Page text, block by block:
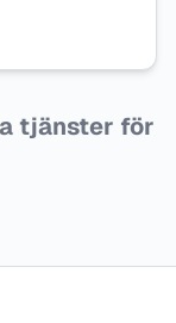
tjänster för